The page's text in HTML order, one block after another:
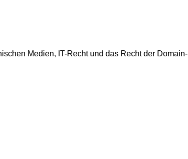
Medien, IT-Recht und das Recht der Domain-